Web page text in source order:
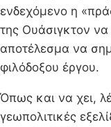
ενδεχόμενο η
της Ουάσιγκτον
αποτέλεσμα να
φιλόδοξου έργου.
Όπως και να χει,
γεωπολιτικές